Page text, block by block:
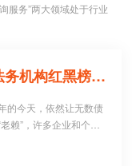
服务”两大领域处于行业
欠债难追回？2026年正规催收/法务机构红黑榜，避坑必看！
的今天，依然让无数债
赖”，许多企业和个人
而被不正规机构骗走了